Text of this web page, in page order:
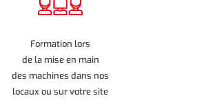
Formation lors
de la mise en main
des machines dans nos
locaux ou sur votre site